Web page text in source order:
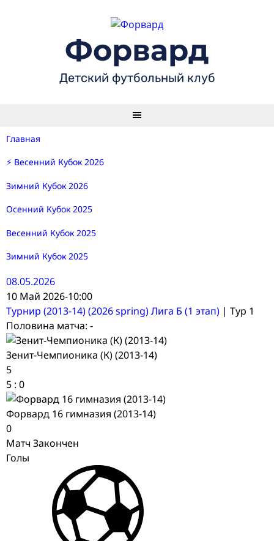
Форвард
Детский футбольный клуб
Главная
⚡ Весенний Кубок 2026
Зимний Кубок 2026
Осенний Кубок 2025
Весенний Кубок 2025
Зимний Кубок 2025
08.05.2026
10 Май 2026-10:00
Турнир (2013-14) (2026 spring) Лига Б (1 этап) | Тур 1
Половина матча: -
Зенит-Чемпионика (К) (2013-14)
5
5 : 0
Форвард 16 гимназия (2013-14)
0
Матч Закончен
Голы